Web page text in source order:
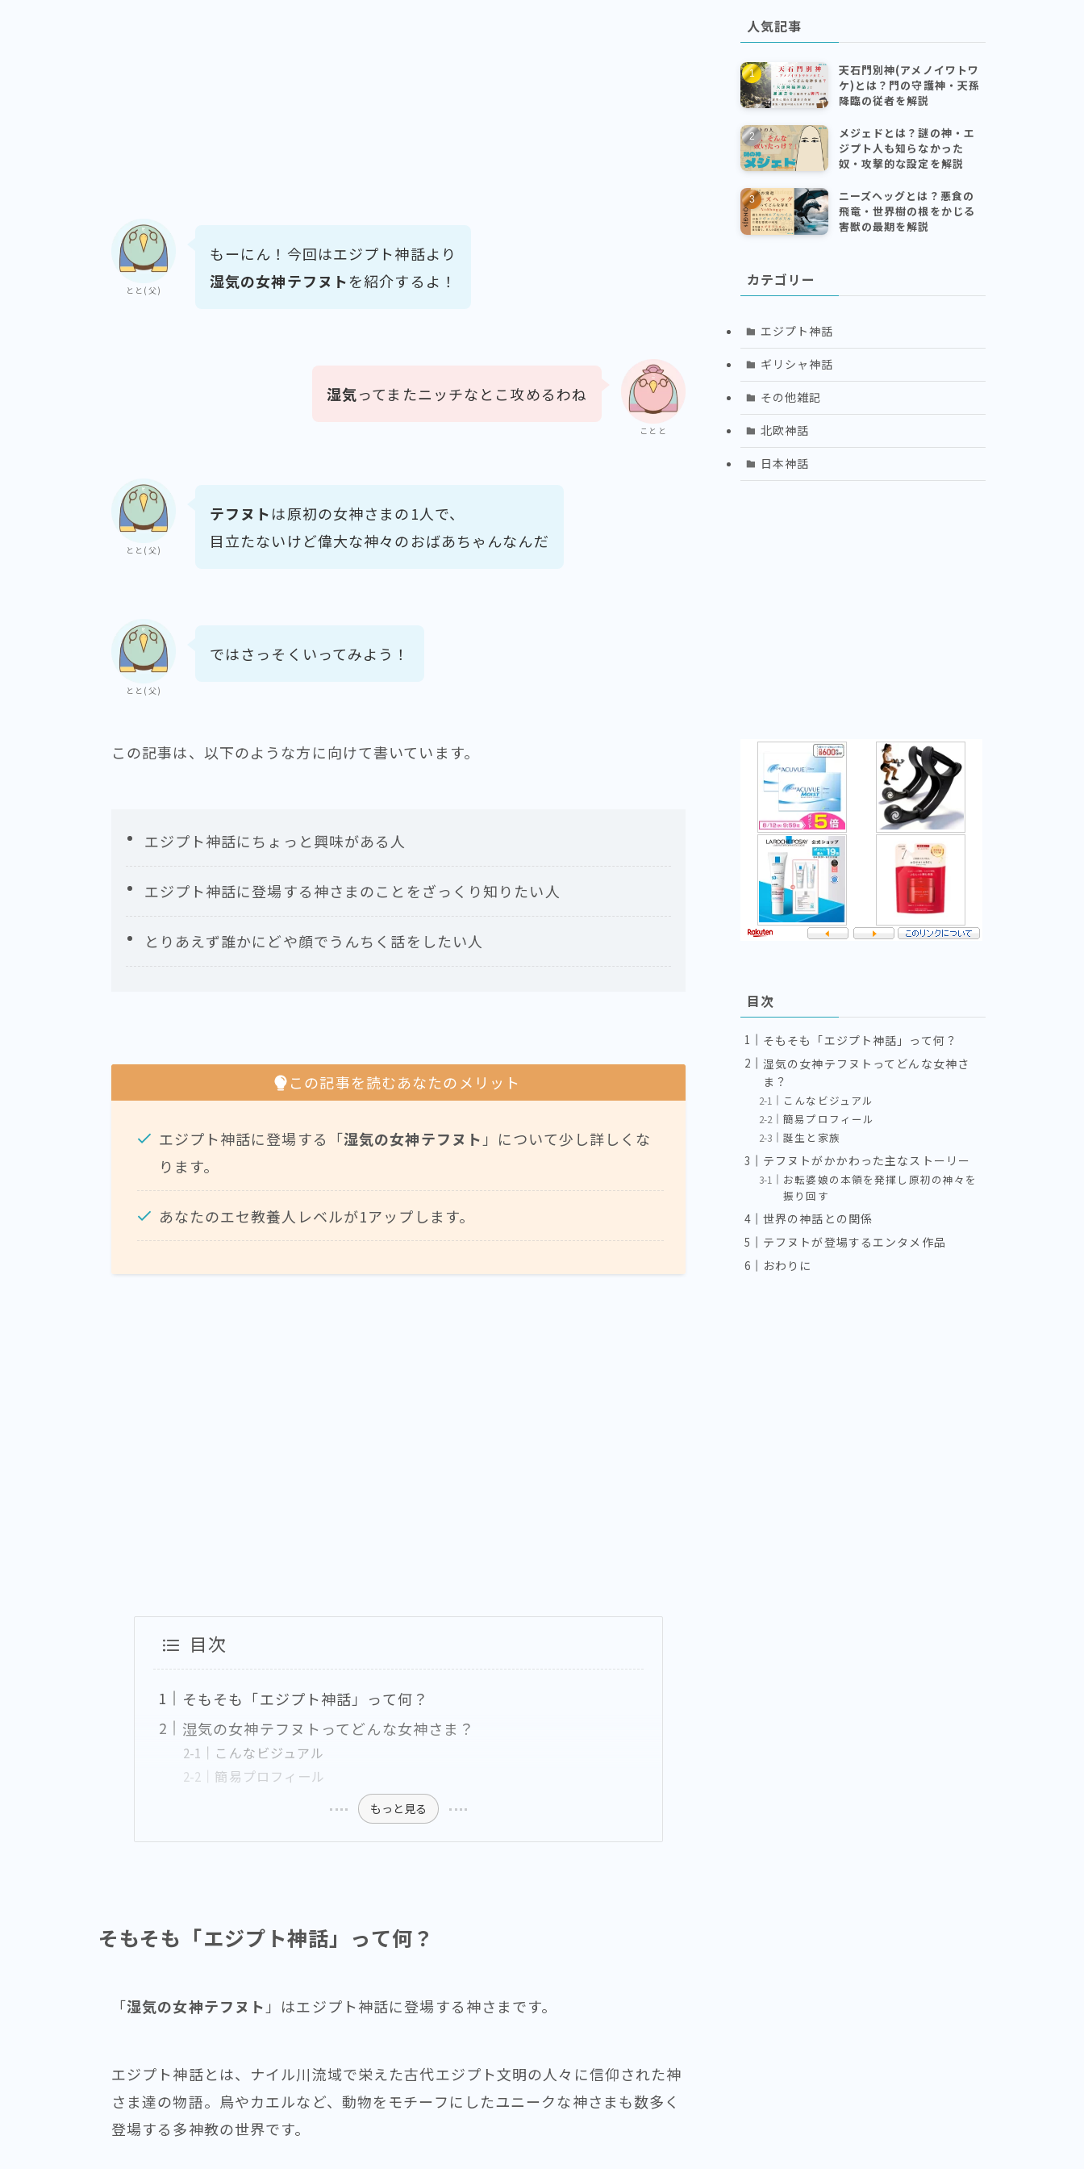
とと(父)
もーにん！今回はエジプト神話より
湿気の女神テフヌトを紹介するよ！
ことと
湿気ってまたニッチなとこ攻めるわね
とと(父)
テフヌトは原初の女神さまの1人で、
目立たないけど偉大な神々のおばあちゃんなんだ
とと(父)
ではさっそくいってみよう！
この記事は、以下のような方に向けて書いています。
エジプト神話にちょっと興味がある人
エジプト神話に登場する神さまのことをざっくり知りたい人
とりあえず誰かにどや顔でうんちく話をしたい人
この記事を読むあなたのメリット
エジプト神話に登場する「湿気の女神テフヌト 」について少し詳しくな
ります。
あなたのエセ教養人レベルが1アップします。
目次
そもそも「エジプト神話」って何？
湿気の女神テフヌトってどんな女神さま？
こんなビジュアル
簡易プロフィール
もっと見る
そもそも「エジプト神話」って何？
「湿気の女神テフヌト 」はエジプト神話に登場する神さまです。
エジプト神話とは、ナイル川流域で栄えた古代エジプト文明の人々に信仰された神
さま達の物語。鳥やカエルなど、動物をモチーフにしたユニークな神さまも数多く
登場する多神教の世界です。
人気記事
天石門別神(アメノイワトワ
ケ)とは？門の守護神・天孫
降臨の従者を解説
メジェドとは？謎の神・エ
ジプト人も知らなかった
奴・攻撃的な設定を解説
ニーズヘッグとは？悪食の
飛竜・世界樹の根をかじる
害獣の最期を解説
カテゴリー
エジプト神話
ギリシャ神話
その他雑記
北欧神話
日本神話
目次
そもそも「エジプト神話」って何？
湿気の女神テフヌトってどんな女神さ
ま？
こんなビジュアル
簡易プロフィール
誕生と家族
テフヌトがかかわった主なストーリー
お転婆娘の本領を発揮し原初の神々を
振り回す
世界の神話との関係
テフヌトが登場するエンタメ作品
おわりに